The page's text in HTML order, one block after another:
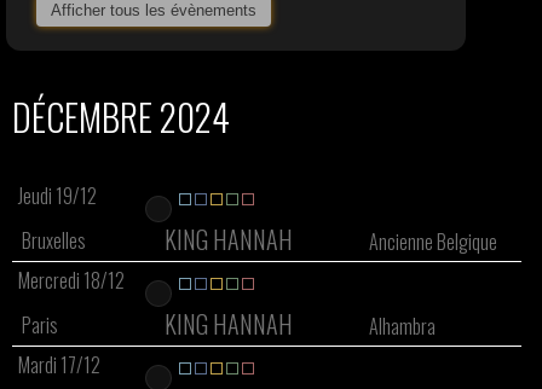
Afficher tous les évènements
DÉCEMBRE 2024
Jeudi 19/12
Bruxelles
KING HANNAH
Ancienne Belgique
Mercredi 18/12
Paris
KING HANNAH
Alhambra
Mardi 17/12